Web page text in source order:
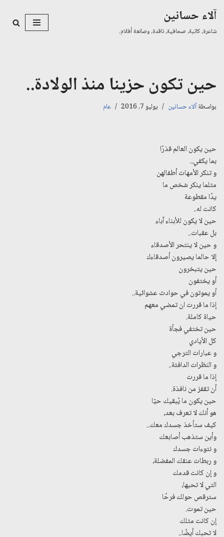
تخطى
آلاء حسانين
شاعرة، كاتبة، صحافية، ناقدة، وصانعة أفلام.
حين تكون حزينا منذ الولادة..
بواسطةآلاء حسانين يوليو 7, 2016 عام
حين يكون العالم قذرًا
بما يكفي..
و تنكر الأمهات أطفالهن
مثلما ينكر شخص ما
يدًا مقطوعة
كانت له..
حين لا يكون للأبناء آباء
بل عقبات..
و حين لا ينتحر الأصدقاء
إلا حالما يصيرون أصدقاءك
حين يتبخرون
أو يختفون
أو يموتون في حوادث عشوائية..
إذا ما قررت ان تمضي معهم
حياة كاملة.
حين تختفي فجأة
كل الأيادي
و عبارات الترجي
و النظرات الدافئة..
إذا ما قررت
أن تقفز من نافذة.
حين يكون ما يُبقيك حيّا
هو أنك لا تعرف بعد،
كيف ستأخذ جسدك معك..
وأين ستذهب أصابعك
و نتوءات جسدك
و ربطات عنقك المفضلة،
و إن كانت قدمك
التي لا تحبها،
سترقص حولك فرحًا
حين تموت.
إن كانت مثلك
لا تحبك أيضًا..